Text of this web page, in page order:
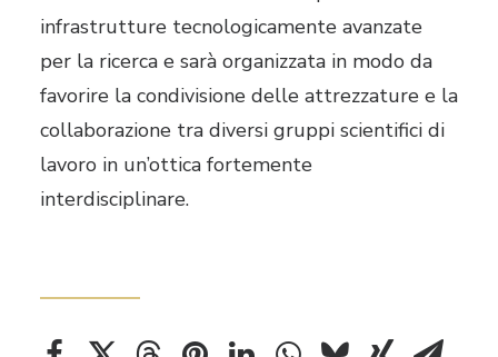
infrastrutture tecnologicamente avanzate
per la ricerca e sarà organizzata in modo da
favorire la condivisione delle attrezzature e la
collaborazione tra diversi gruppi scientifici di
lavoro in un’ottica fortemente
interdisciplinare.